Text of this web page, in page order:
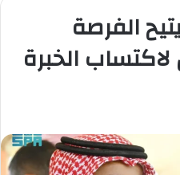
الفرصة
الخبرة